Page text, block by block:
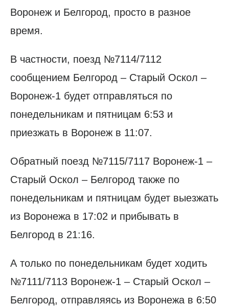
Воронеж и Белгород, просто в разное
время.
В частности, поезд №7114/7112
сообщением Белгород – Старый Оскол –
Воронеж-1 будет отправляться по
понедельникам и пятницам 6:53 и
приезжать в Воронеж в 11:07.
Обратный поезд №7115/7117 Воронеж-1 –
Старый Оскол – Белгород также по
понедельникам и пятницам будет выезжать
из Воронежа в 17:02 и прибывать в
Белгород в 21:16.
А только по понедельникам будет ходить
№7111/7113 Воронеж-1 – Старый Оскол –
Белгород, отправляясь из Воронежа в 6:50